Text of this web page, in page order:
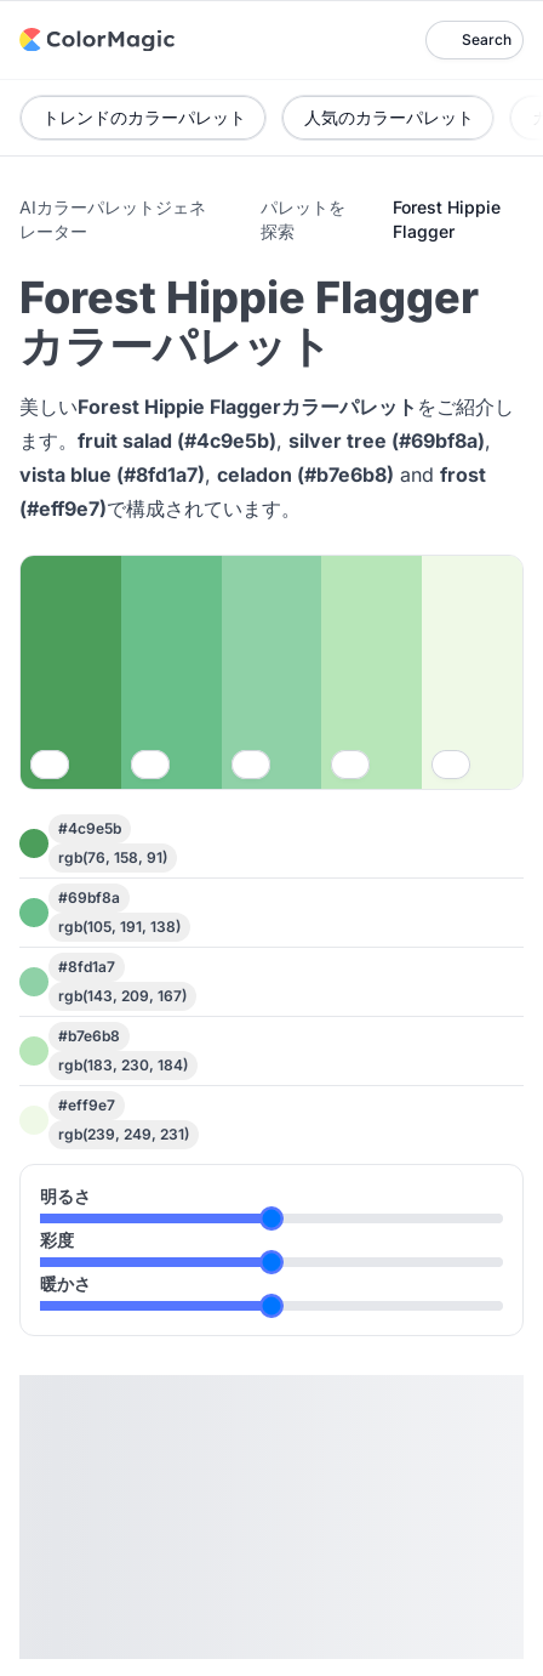
Search
トレンドのカラーパレット 人気のカラーパレット
AIカラーパレットジェネ
レーター
パレットを
探索
Forest Hippie
Flagger
Forest Hippie Flagger
カラーパレット
美しいForest Hippie Flaggerカラーパレット をご紹介し
ます。 fruit salad (#4c9e5b), silver tree (#69bf8a),
vista blue (#8fd1a7), celadon (#b7e6b8) and frost
(#eff9e7)で構成されています。
#4c9e5b
rgb(76, 158, 91)
#69bf8a
rgb(105, 191, 138)
#8fd1a7
rgb(143, 209, 167)
#b7e6b8
rgb(183, 230, 184)
#eff9e7
rgb(239, 249, 231)
明るさ
彩度
暖かさ